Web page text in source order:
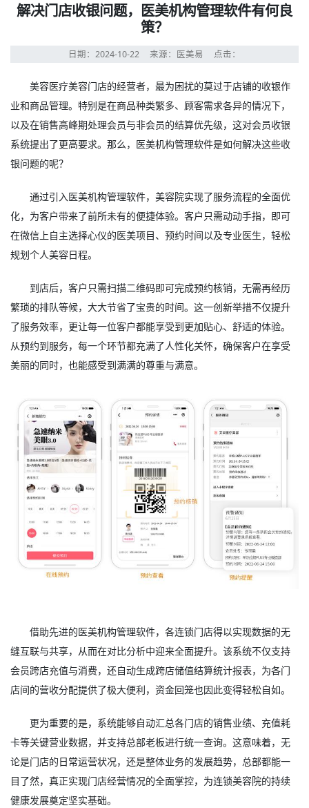
解决门店收银问题，医美机构管理软件有何良
策？
日期：2024-10-22 来源：医美易 点击：
美容医疗美容门店的经营者，最为困扰的莫过于店铺的收银作
业和商品管理。特别是在商品种类繁多、顾客需求各异的情况下，
以及在销售高峰期处理会员与非会员的结算优先级，这对会员收银
系统提出了更高要求。那么， 医美机构管理软件是如何解决这些收
银问题的呢？
通过引入医美机构管理软件，美容院实现了服务流程的全面优
化，为客户带来了前所未有的便捷体验。客户只需动动手指，即可
在微信上自主选择心仪的医美项目、预约时间以及专业医生，轻松
规划个人美容日程。
到店后，客户只需扫描二维码即可完成预约核销，无需再经历
繁琐的排队等候，大大节省了宝贵的时间。这一创新举措不仅提升
了服务效率，更让每一位客户都能享受到更加贴心、舒适的体验。
从预约到服务，每一个环节都充满了人性化关怀，确保客户在享受
美丽的同时，也能感受到满满的尊重与满意。
借助先进的医美机构管理软件，各连锁门店得以实现数据的无
缝互联与共享，从而在对比分析中迎来全面提升。该系统不仅支持
会员跨店充值与消费，还自动生成跨店储值结算统计报表，为各门
店间的营收分配提供了极大便利，资金回笼也因此变得轻松自如。
更为重要的是，系统能够自动汇总各门店的销售业绩、充值耗
卡等关键营业数据，并支持总部老板进行统一查询。这意味着，无
论是门店的日常运营状况，还是整体业务的发展趋势，总部都能一
目了然，真正实现门店经营情况的全面掌控，为连锁美容院的持续
健康发展奠定坚实基础。